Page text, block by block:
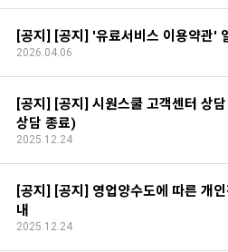
[공지] [공지] '유료서비스 이용약관'
2026.04.06
[공지] [공지] 시원스쿨 고객센터 상
상담 종료)
2025.12.24
[공지] [공지] 영업양수도에 따른 개
내
2025.12.24